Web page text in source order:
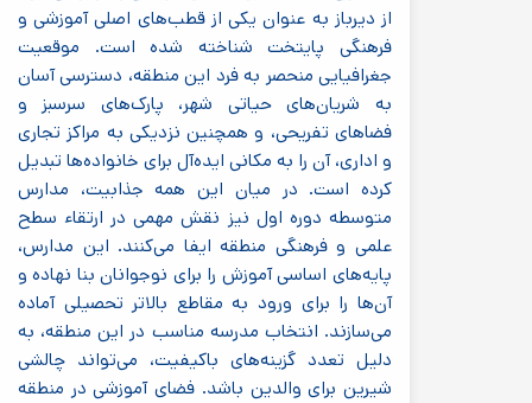
از دیرباز به عنوان یکی از قطب‌های اصلی آموزشی و
فرهنگی پایتخت شناخته شده است. موقعیت
جغرافیایی منحصر به فرد این منطقه، دسترسی آسان
به شریان‌های حیاتی شهر، پارک‌های سرسبز و
فضاهای تفریحی، و همچنین نزدیکی به مراکز تجاری
و اداری، آن را به مکانی ایده‌آل برای خانواده‌ها تبدیل
کرده است. در میان این همه جذابیت، مدارس
متوسطه دوره اول نیز نقش مهمی در ارتقاء سطح
علمی و فرهنگی منطقه ایفا می‌کنند. این مدارس،
پایه‌های اساسی آموزش را برای نوجوانان بنا نهاده و
آن‌ها را برای ورود به مقاطع بالاتر تحصیلی آماده
می‌سازند. انتخاب مدرسه مناسب در این منطقه، به
دلیل تعدد گزینه‌های باکیفیت، می‌تواند چالشی
شیرین برای والدین باشد. فضای آموزشی در منطقه